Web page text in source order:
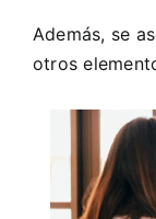
Además, se
otros